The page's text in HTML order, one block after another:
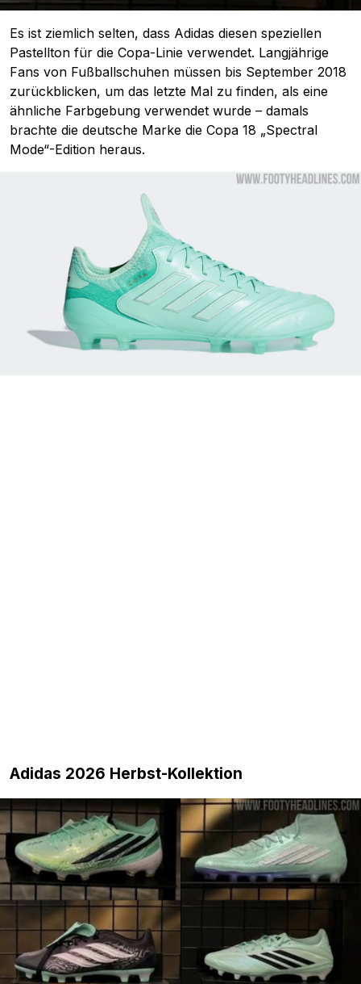
Es ist ziemlich selten, dass Adidas diesen speziellen
Pastellton für die Copa-Linie verwendet. Langjährige
Fans von Fußballschuhen müssen bis September 2018
zurückblicken, um das letzte Mal zu finden, als eine
ähnliche Farbgebung verwendet wurde – damals
brachte die deutsche Marke die Copa 18 „Spectral
Mode“-Edition heraus.
Adidas 2026 Herbst-Kollektion